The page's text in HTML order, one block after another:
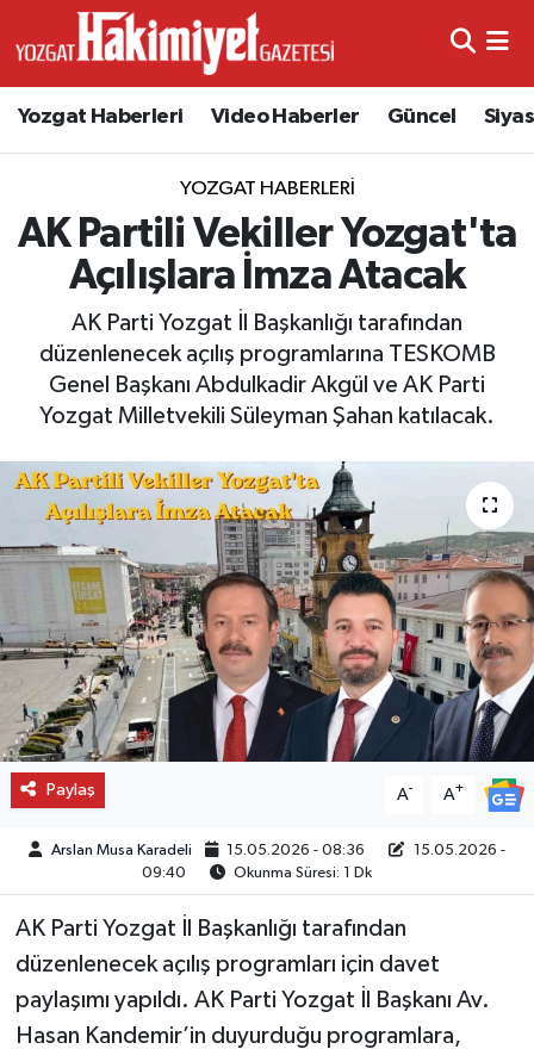
Yozgat Haberleri Video Haberler Güncel
YOZGAT HABERLERI
AK Partili Vekiller Yozgat'ta
Açılışlara İmza Atacak
AK Parti Yozgat İl Başkanlığı tarafından
düzenlenecek açılış programlarına TESKOMB
Genel Başkanı Abdulkadir Akgül ve AK Parti
Yozgat Milletvekili Süleyman Şahan katılacak.
Paylaş A- A+
Arslan Musa Karadeli 15.05.2026 - 08:36
15.05.2026 -
09:40
Okunma Süresi: 1 Dk
AK Parti Yozgat İl Başkanlığı tarafından
düzenlenecek açılış programları için davet
paylaşımı yapıldı. AK Parti Yozgat İl Başkanı Av.
Hasan Kandemir’in duyurduğu programlara,